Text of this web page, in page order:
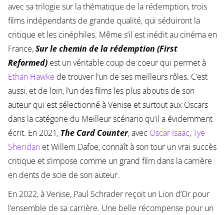
avec sa trilogie sur la thématique de la rédemption, trois
films indépendants de grande qualité, qui séduiront la
critique et les cinéphiles. Même s’il est inédit au cinéma en
France,Sur le chemin de la rédemption (First
Reformed) est un véritable coup de coeur qui permet à
Ethan Hawke de trouver l’un de ses meilleurs rôles. C’est
aussi, et de loin, l’un des films les plus aboutis de son
auteur qui est sélectionné à Venise et surtout aux Oscars
dans la catégorie du Meilleur scénario qu’il a évidemment
écrit. En 2021,The Card Counter, avec Oscar Isaac,Tye
Sheridanet Willem Dafoe, connaît à son tour un vrai succès
critique et s’impose comme un grand film dans la carrière
en dents de scie de son auteur.
En 2022, à Venise, Paul Schrader reçoit un Lion d’Or pour
l’ensemble de sa carrière. Une belle récompense pour un